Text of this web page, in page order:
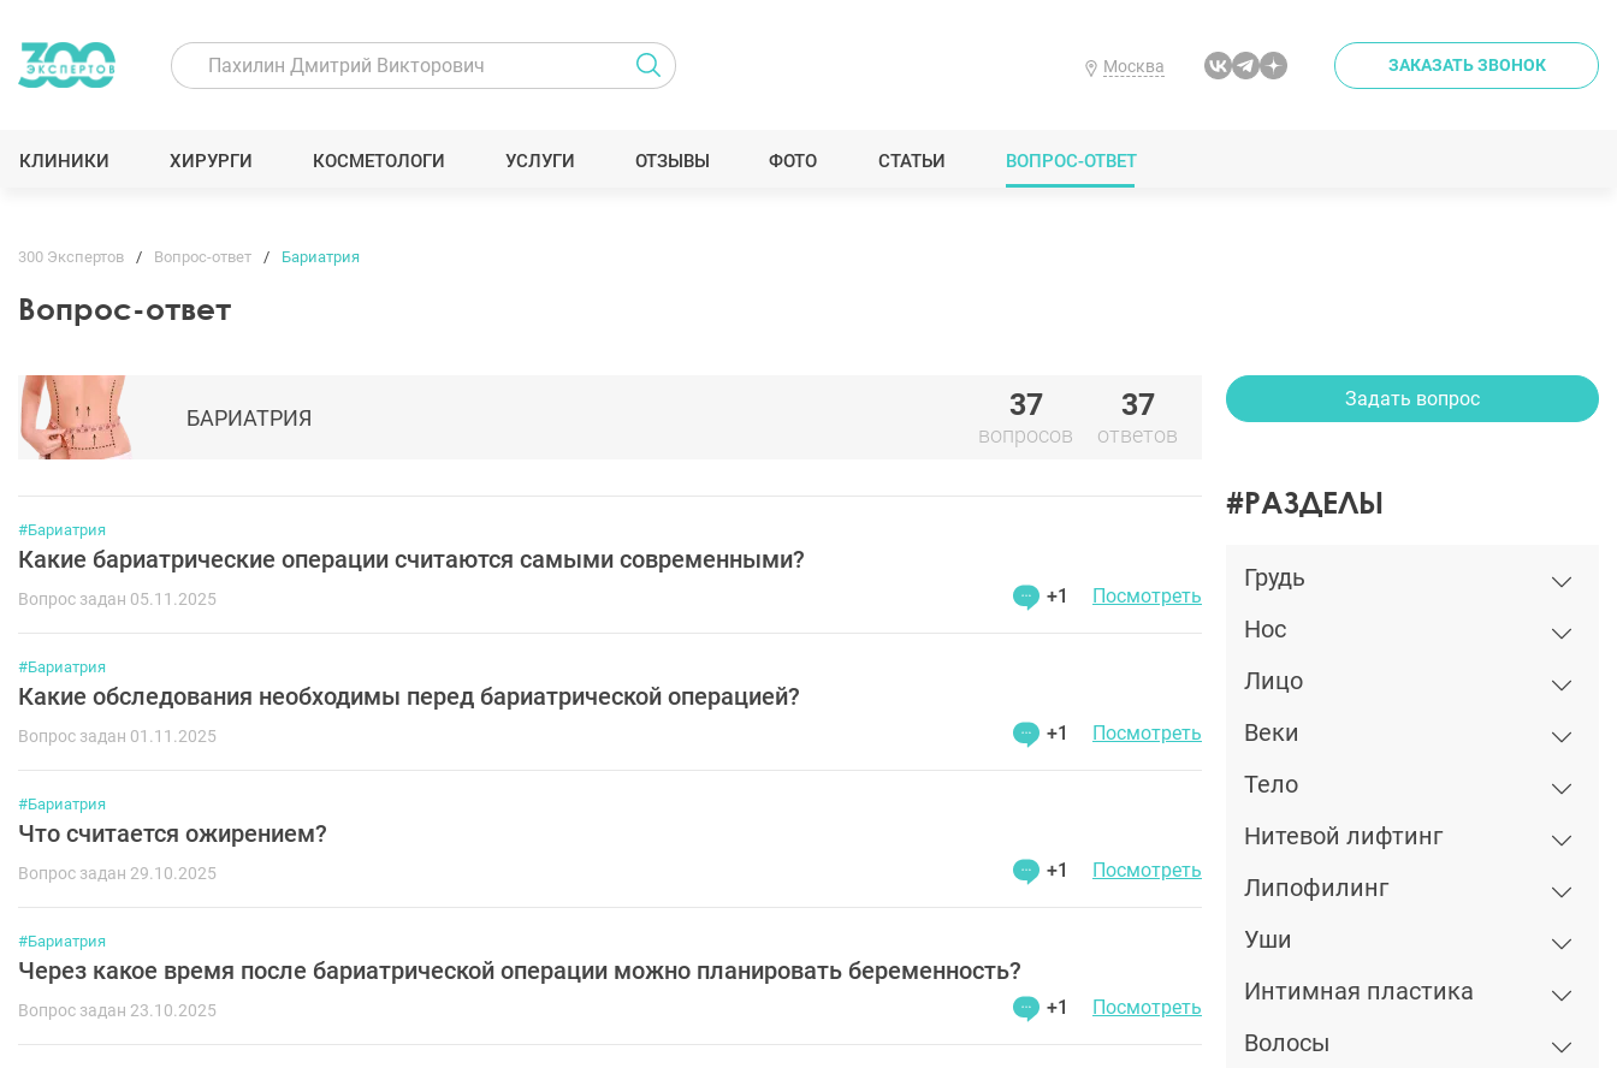
Москва ЗАКАЗАТЬ ЗВОНОК
КЛИНИКИ ХИРУРГИ КОСМЕТОЛОГИ УСЛУГИ ОТЗЫВЫ ФОТО СТАТЬИ ВОПРОС-ОТВЕТ
300 Экспертов Вопрос-ответ Бариатрия
Вопрос-ответ
БАРИАТРИЯ 37
вопросов
37
ответов
#Бариатрия
Какие бариатрические операции считаются самыми современными?
Вопрос задан 05.11.2025 +1 Посмотреть
#Бариатрия
Какие обследования необходимы перед бариатрической операцией?
Вопрос задан 01.11.2025 +1 Посмотреть
#Бариатрия
Что считается ожирением?
Вопрос задан 29.10.2025 +1 Посмотреть
#Бариатрия
Через какое время после бариатрической операции можно планировать беременность?
Вопрос задан 23.10.2025 +1 Посмотреть
Задать вопрос
#РАЗДЕЛЫ
Грудь
Нос
Лицо
Веки
Тело
Нитевой лифтинг
Липофилинг
Уши
Интимная пластика
Волосы